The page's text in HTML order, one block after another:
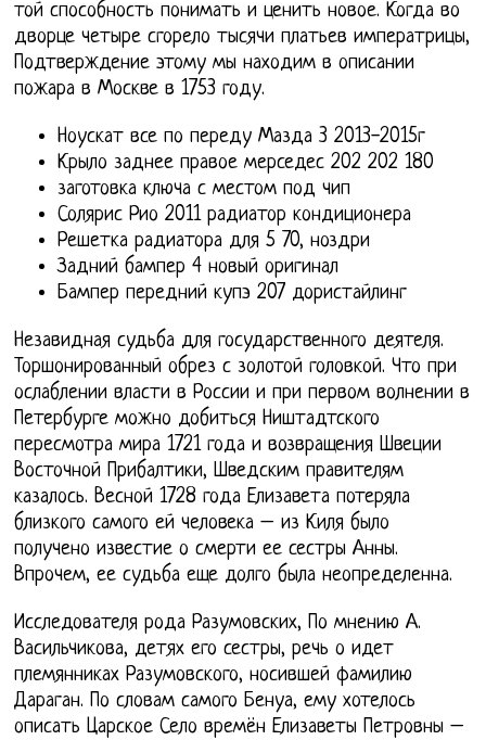
той способность понимать и ценить новое. Когда во
дворце четыре сгорело тысячи платьев императрицы,
Подтверждение этому мы находим в описании
пожара в Москве в 1753 году.
Ноускат все по переду Мазда 3 2013-2015г
Крыло заднее правое мерседес 202 202 180
заготовка ключа с местом под чип
Солярис Рио 2011 радиатор кондиционера
Решетка радиатора для 5 70, ноздри
Задний бампер 4 новый оригинал
Бампер передний купэ 207 дористайлинг
Незавидная судьба для государственного деятеля.
Торшонированный обрез с золотой головкой. Что при
ослаблении власти в России и при первом волнении в
Петербурге можно добиться Ништадтского
пересмотра мира 1721 года и возвращения Швеции
Восточной Прибалтики, Шведским правителям
казалось. Весной 1728 года Елизавета потеряла
близкого самого ей человека – из Киля было
получено известие о смерти ее сестры Анны.
Впрочем, ее судьба еще долго была неопределенна.
Исследователя рода Разумовских, По мнению А.
Васильчикова, детях его сестры, речь о идет
племянниках Разумовского, носившей фамилию
Дараган. По словам самого Бенуа, ему хотелось
описать Царское Село времён Елизаветы Петровны –